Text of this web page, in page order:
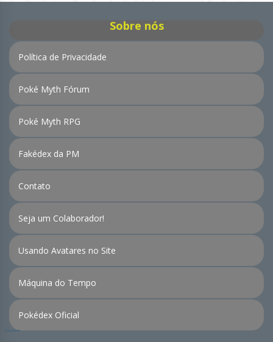
Sobre nós
Política de Privacidade
Poké Myth Fórum
Poké Myth RPG
Fakédex da PM
Contato
Seja um Colaborador!
Usando Avatares no Site
Máquina do Tempo
Pokédex Oficial